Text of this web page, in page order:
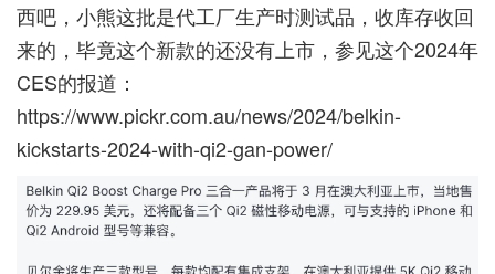
西吧，小熊这批是代工厂生产时测试品，收库存收回
来的，毕竟这个新款的还没有上市，参见这个2024年
CES的报道：
https://www.pickr.com.au/news/2024/belkin-
kickstarts-2024-with-qi2-gan-power/